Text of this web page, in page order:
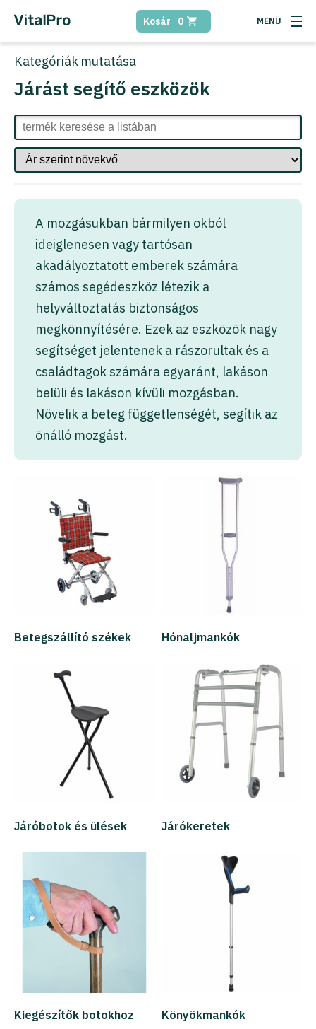
Kosár 0
Kategóriák mutatása
Járást segítő eszközök
A mozgásukban bármilyen okból
ideiglenesen vagy tartósan
akadályoztatott emberek számára
számos segédeszköz létezik a
helyváltoztatás biztonságos
megkönnyítésére. Ezek az eszközök nagy
segítséget jelentenek a rászorultak és a
családtagok számára egyaránt, lakáson
belüli és lakáson kívüli mozgásban.
Növelik a beteg függetlenségét, segítik az
önálló mozgást.
Betegszállító székek Hónaljmankók
Járóbotok és ülések Járókeretek
Kiegészítők botokhoz Könyökmankók